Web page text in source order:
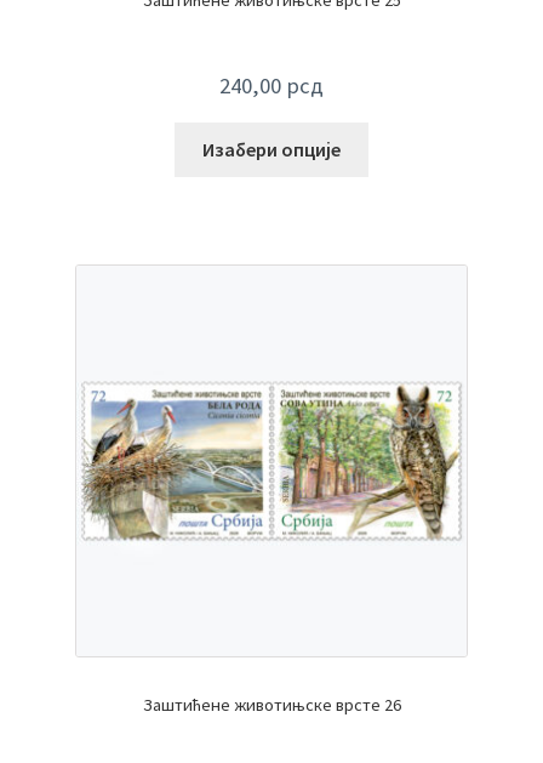
240,00 рсд
Изабери опције
Заштићене животињске врсте 26